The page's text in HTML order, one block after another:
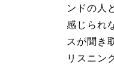
ンドの人
感じられ
スが聞き
リスニン